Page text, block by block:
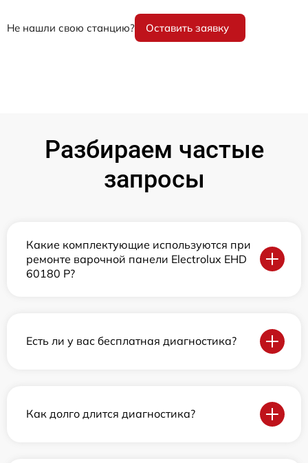
Не нашли свою станцию? Оставить заявку
Разбираем частые
запросы
Какие комплектующие используются при
ремонте варочной панели Electrolux EHD
60180 P?
Есть ли у вас бесплатная диагностика?
Как долго длится диагностика?